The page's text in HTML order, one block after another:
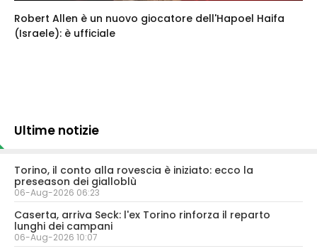
Robert Allen è un nuovo giocatore dell'Hapoel Haifa
(Israele): è ufficiale
Ultime notizie
Torino, il conto alla rovescia è iniziato: ecco la
preseason dei gialloblù
06-Aug-2026 06:23
Caserta, arriva Seck: l'ex Torino rinforza il reparto
lunghi dei campani
06-Aug-2026 10:07